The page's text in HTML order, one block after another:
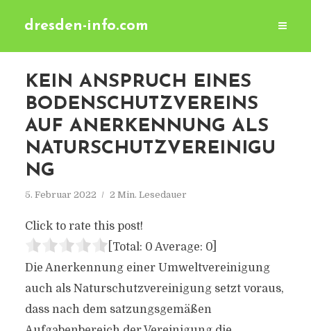
dresden-info.com
KEIN ANSPRUCH EINES
BODENSCHUTZVEREINS
AUF ANERKENNUNG ALS
NATURSCHUTZVEREINIGU
NG
5. Februar 2022 2 Min. Lesedauer
Click to rate this post!
[Total: 0 Average: 0]
Die Anerkennung einer Umweltvereinigung
auch als Naturschutzvereinigung setzt voraus,
dass nach dem satzungsgemäßen